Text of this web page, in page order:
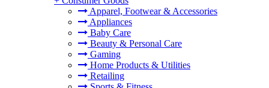
Apparel, Footwear & Accessories
Appliances
Baby Care
Beauty & Personal Care
Gaming
Home Products & Utilities
Retailing